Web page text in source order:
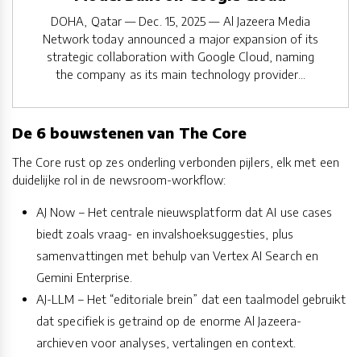
DOHA, Qatar — Dec. 15, 2025 — Al Jazeera Media
Network today announced a major expansion of its
strategic collaboration with Google Cloud, naming
the company as its main technology provider...
De 6 bouwstenen van The Core
The Core rust op zes onderling verbonden pijlers, elk met een
duidelijke rol in de newsroom-workflow:
AJ Now – Het centrale nieuwsplatform dat AI use cases
biedt zoals vraag- en invalshoeksuggesties, plus
samenvattingen met behulp van Vertex AI Search en
Gemini Enterprise.
AJ-LLM – Het “editoriale brein” dat een taalmodel gebruikt
dat specifiek is getraind op de enorme Al Jazeera-
archieven voor analyses, vertalingen en context.